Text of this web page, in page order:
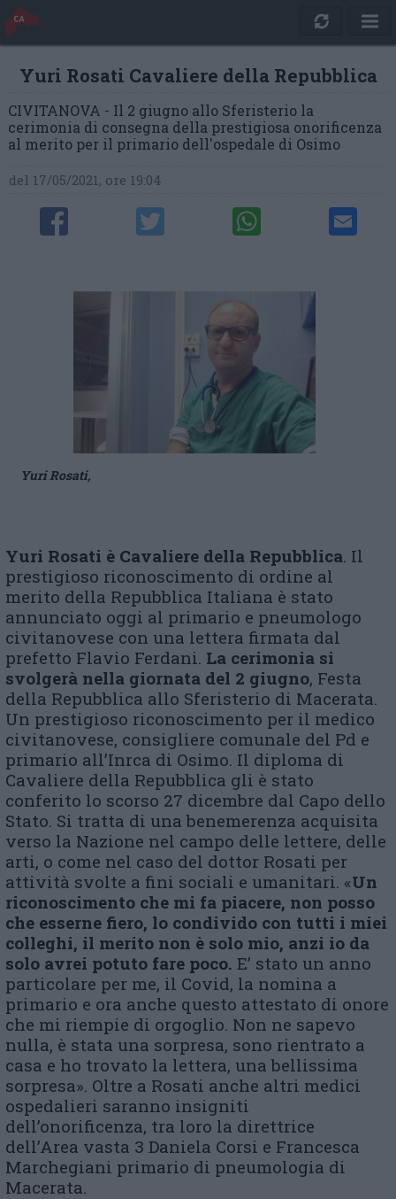
Yuri Rosati Cavaliere della Repubblica
CIVITANOVA - Il 2 giugno allo Sferisterio la
cerimonia di consegna della prestigiosa onorificenza
al merito per il primario dell'ospedale di Osimo
del 17/05/2021, ore 19:04
Yuri Rosati,
Yuri Rosati è Cavaliere della Repubblica. Il
prestigioso riconoscimento di ordine al
merito della Repubblica Italiana è stato
annunciato oggi al primario e pneumologo
civitanovese con una lettera firmata dal
prefetto Flavio Ferdani. La cerimonia si
svolgerà nella giornata del 2 giugno, Festa
della Repubblica allo Sferisterio di Macerata.
Un prestigioso riconoscimento per il medico
civitanovese, consigliere comunale del Pd e
primario all’Inrca di Osimo. Il diploma di
Cavaliere della Repubblica gli è stato
conferito lo scorso 27 dicembre dal Capo dello
Stato. Si tratta di una benemerenza acquisita
verso la Nazione nel campo delle lettere, delle
arti, o come nel caso del dottor Rosati per
attività svolte a fini sociali e umanitari. «Un
riconoscimento che mi fa piacere, non posso
che esserne fiero, lo condivido con tutti i miei
colleghi, il merito non è solo mio, anzi io da
solo avrei potuto fare poco. E’ stato un anno
particolare per me, il Covid, la nomina a
primario e ora anche questo attestato di onore
che mi riempie di orgoglio. Non ne sapevo
nulla, è stata una sorpresa, sono rientrato a
casa e ho trovato la lettera, una bellissima
sorpresa». Oltre a Rosati anche altri medici
ospedalieri saranno insigniti
dell’onorificenza, tra loro la direttrice
dell’Area vasta 3 Daniela Corsi e Francesca
Marchegiani primario di pneumologia di
Macerata.